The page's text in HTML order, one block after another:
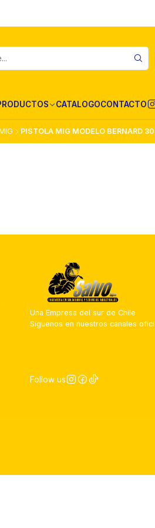
CATALOGOCONTACTO
PISTOLA MIG MODELO BERNARD
Una Empresa del sur de Chile
Síguenos en nuestros canales
Follow us